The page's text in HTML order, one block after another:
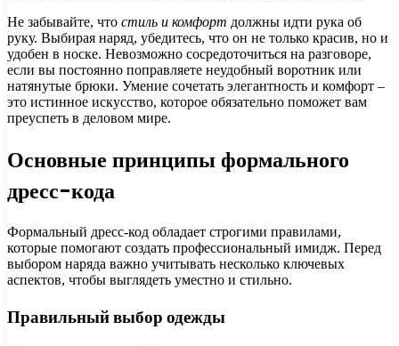
Не забывайте, что стиль и комфорт должны идти рука об
руку. Выбирая наряд, убедитесь, что он не только красив, но и
удобен в носке. Невозможно сосредоточиться на разговоре,
если вы постоянно поправляете неудобный воротник или
натянутые брюки. Умение сочетать элегантность и комфорт –
это истинное искусство, которое обязательно поможет вам
преуспеть в деловом мире.
Основные принципы формального
дресс-кода
Формальный дресс-код обладает строгими правилами,
которые помогают создать профессиональный имидж. Перед
выбором наряда важно учитывать несколько ключевых
аспектов, чтобы выглядеть уместно и стильно.
Правильный выбор одежды